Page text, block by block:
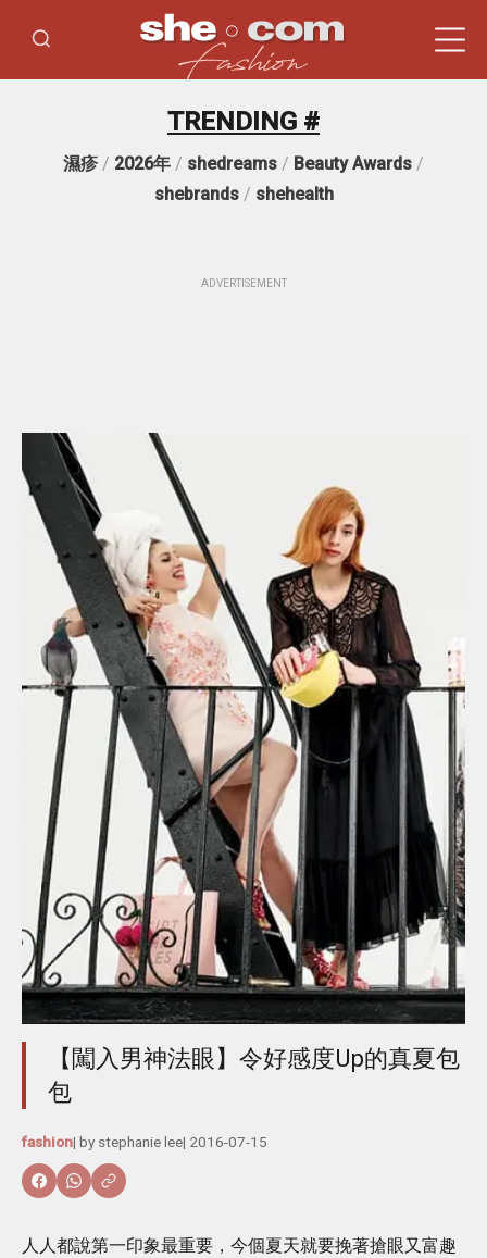
TRENDING #
濕疹 / 2026年 / shedreams / Beauty Awards /
shebrands/ shehealth
ADVERTISEMENT
【闖入男神法眼】令好感度Up的真夏包
包
fashion| by stephanie lee| 2016-07-15
人人都說第一印象最重要，今個夏天就要挽著搶眼又富趣